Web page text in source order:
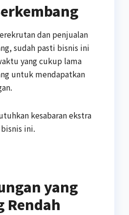
dan penjualan
sudah pasti bisnis ini
yang cukup lama
untuk mendapatkan
kesabaran ekstra
ini.
yang
Rendah